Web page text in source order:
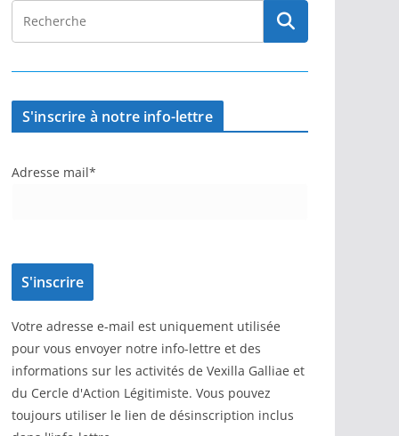
S'inscrire à notre info-lettre
Adresse mail*
Votre adresse e-mail est uniquement utilisée
pour vous envoyer notre info-lettre et des
informations sur les activités de Vexilla Galliae et
du Cercle d'Action Légitimiste. Vous pouvez
toujours utiliser le lien de désinscription inclus